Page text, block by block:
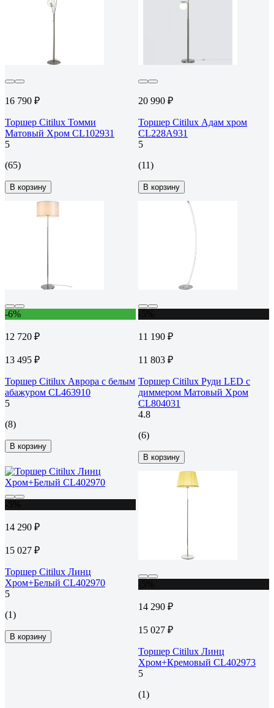
16 790 ₽
Торшер Citilux Томми
Матовый Хром CL102931
5
(65)
В корзину
20 990 ₽
Торшер Citilux Адам хром
CL228A931
5
(11)
В корзину
-6%
12 720 ₽
13 495 ₽
Торшер Citilux Аврора с белым
абажуром CL463910
5
(8)
В корзину
11 190 ₽
11 803 ₽
Торшер Citilux Руди LED с
диммером Матовый Хром
CL804031
4.8
(6)
В корзину
14 290 ₽
15 027 ₽
Торшер Citilux Линц
Хром+Белый CL402970
5
(1)
В корзину
14 290 ₽
15 027 ₽
Торшер Citilux Линц
Хром+Кремовый CL402973
5
(1)